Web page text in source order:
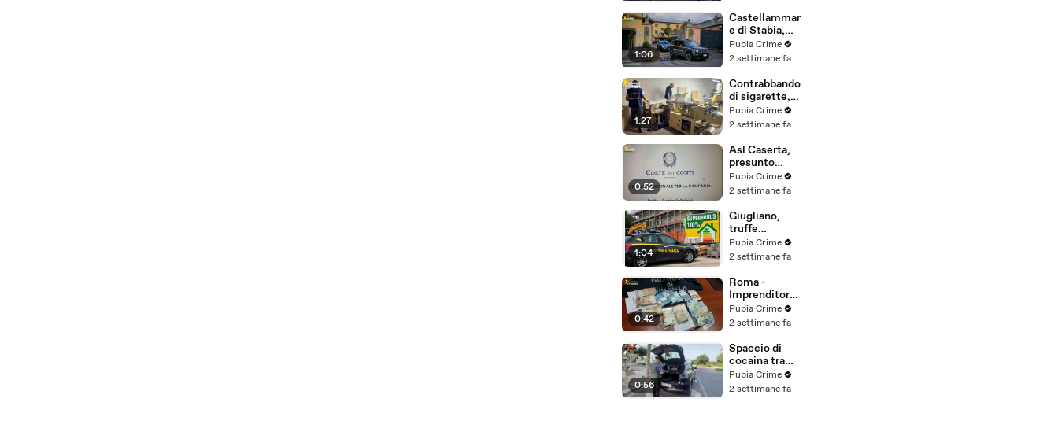
colpi anche ad
Aversa, oltre
300mila euro
il bottino
stimato
(24.07.26)
1:06
Castellammar
e di Stabia,
l'ombra del
clan
dietro
scommesse
illegali: 5
arresti
(24.07.26)
Pupia Crime
2 settimane fa
1:27
Contrabbando
di sigarette,
scoperta maxi
fabbrica
operazione
partita da
Caserta
(23.07.26)
Pupia Crime
2 settimane fa
0:52
Asl Caserta,
presunto
danno erariale
da oltre
(21.07.26)
Pupia Crime
2 settimane fa
1:04
Giugliano,
truffe
Superbonus:
sequestrati
per oltre 14,5
milioni
(21.07.26)
Pupia Crime
2 settimane fa
0:42
Roma -
Imprenditore
"socialmente
pericoloso":
beni per oltre
2,3 milioni
(20.07.26)
Pupia Crime
2 settimane fa
0:56
Spaccio di
cocaina tra
Napoli e il Sud
Pontino: sei
Pupia Crime
2 settimane fa